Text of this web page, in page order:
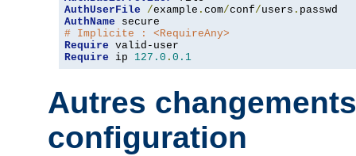
AuthUserFile
/example . com/conf/users .
AuthName
# Implicite : <RequireAny>
Require
Require ip 127.0 . 0.1
Autres
configuration